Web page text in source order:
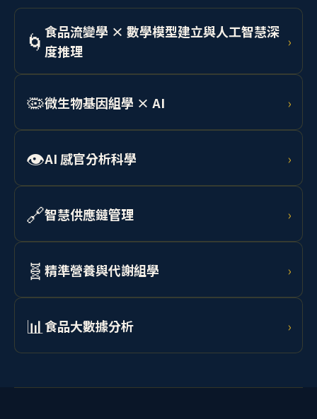
🌀 食品流變學 × 數學模型建立與人工智慧深
度推理
›
學習 Herschel-Bulkley 模型與 Cox-Merz 法則，結合機
工業產線品質控制。
🦠微生物基因組學 × AI ›
整合定序技術與深度學習，分析食品相關微生物基因
預測。
👁️AI 感官分析科學 ›
結合非破壞性加工技術、電腦視覺與光譜分析進行食品
析。
🔗智慧供應鏈管理 ›
學習 AI 需求預測、RFID 追蹤、區塊鏈溯源與物聯網監
🧬 精準營養與代謝組學 ›
結合腸道微生物體分析、代謝組學資料與 AI 模型，為個
📊食品大數據分析 ›
學習 Python、R 語言、RSM 實驗設計、機器學習與統計
資料。